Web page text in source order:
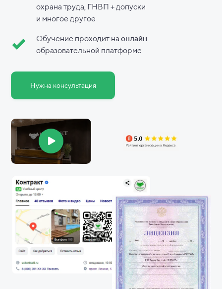
Нужна консультация
Обучение проходит наонлайн
образовательной платформе
охрана труда, ГНВП + допуски
и многое другое